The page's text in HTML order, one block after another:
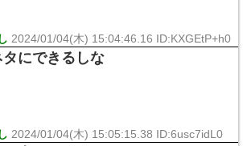
2024/01/04(木) 15:04:46.16 ID:KXGEtP+h0
にできるしな
2024/01/04(木) 15:05:15.38 ID:6usc7idL0